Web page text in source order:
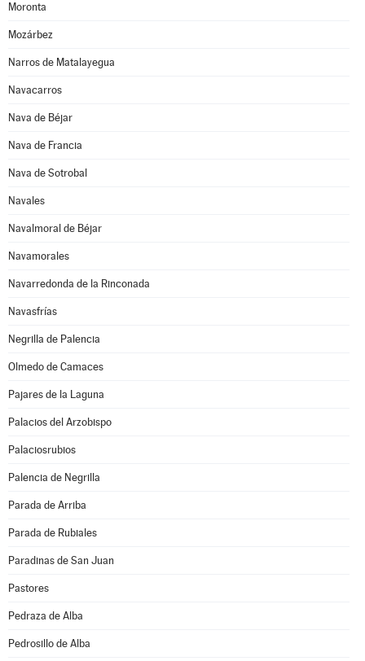
Moronta
Mozárbez
Narros de Matalayegua
Navacarros
Nava de Béjar
Nava de Francia
Nava de Sotrobal
Navales
Navalmoral de Béjar
Navamorales
Navarredonda de la Rinconada
Navasfrías
Negrilla de Palencia
Olmedo de Camaces
Pajares de la Laguna
Palacios del Arzobispo
Palaciosrubios
Palencia de Negrilla
Parada de Arriba
Parada de Rubiales
Paradinas de San Juan
Pastores
Pedraza de Alba
Pedrosillo de Alba